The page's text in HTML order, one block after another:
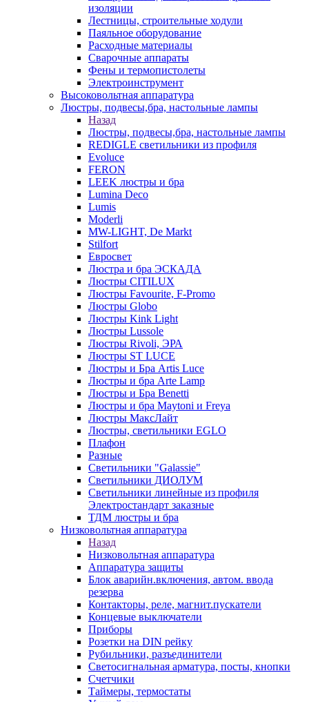
изоляции
Лестницы, строительные ходули
Паяльное оборудование
Расходные материалы
Сварочные аппараты
Фены и термопистолеты
Электроинструмент
Высоковольтная аппаратура
Люстры, подвесы,бра, настольные лампы
Назад
Люстры, подвесы,бра, настольные лампы
REDIGLE светильники из профиля
Evoluce
FERON
LEEK люстры и бра
Lumina Deco
Lumis
Moderli
MW-LIGHT, De Markt
Stilfort
Евросвет
Люстра и бра ЭСКАДА
Люстры CITILUX
Люстры Favourite, F-Promo
Люстры Globo
Люстры Kink Light
Люстры Lussole
Люстры Rivoli, ЭРА
Люстры ST LUCE
Люстры и Бра Artis Luce
Люстры и бра Arte Lamp
Люстры и Бра Benetti
Люстры и бра Maytoni и Freya
Люстры МаксЛайт
Люстры, светильники EGLO
Плафон
Разные
Светильники "Galassie"
Светильники ДИОЛУМ
Светильники линейные из профиля
Электростандарт заказные
ТДМ люстры и бра
Низковольтная аппаратура
Назад
Низковольтная аппаратура
Аппаратура защиты
Блок аварийн.включения, автом. ввода
резерва
Контакторы, реле, магнит.пускатели
Концевые выключатели
Приборы
Розетки на DIN рейку
Рубильники, разъединители
Светосигнальная арматура, посты, кнопки
Счетчики
Таймеры, термостаты